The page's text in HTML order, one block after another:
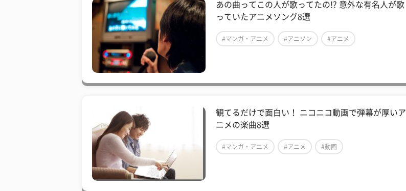
あの曲ってこの人が歌ってたの!? 意外な有名人が歌
っていたアニメソング8選
#マンガ・アニメ #アニソン #アニメ
観てるだけで面白い！ ニコニコ動画で弾幕が厚いア
ニメの楽曲8選
#マンガ・アニメ #アニメ #動画